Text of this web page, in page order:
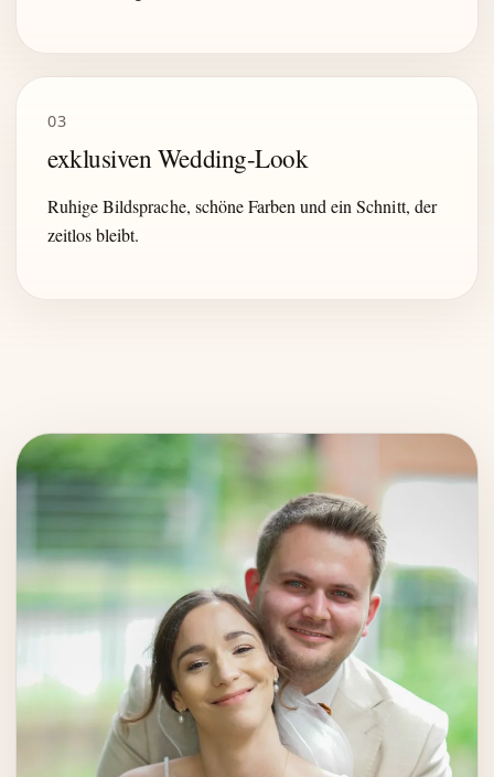
03
exklusiven Wedding-Look
Ruhige Bildsprache, schöne Farben und ein Schnitt, der
zeitlos bleibt.